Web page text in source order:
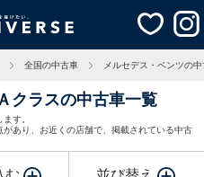
全国の中古車 メルセデス・ベンツの
クラスの中古車一覧
す。
あり、お近くの店舗で、掲載されている中古